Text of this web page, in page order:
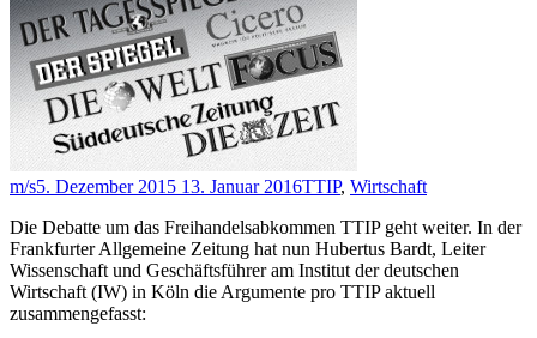
m/s5. Dezember 2015 13. Januar 2016TTIP, Wirtschaft
Die Debatte um das Freihandelsabkommen TTIP geht weiter. In der
Frankfurter Allgemeine Zeitung hat nun Hubertus Bardt, Leiter
Wissenschaft und Geschäftsführer am Institut der deutschen
Wirtschaft (IW) in Köln die Argumente pro TTIP aktuell
zusammengefasst: